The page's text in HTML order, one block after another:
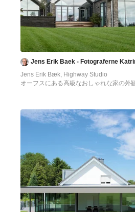
Jens Erik Baek - Fotograferne
Jens Erik Bæk, Highway Studio
オーフスにある高級なおしゃれな家の外